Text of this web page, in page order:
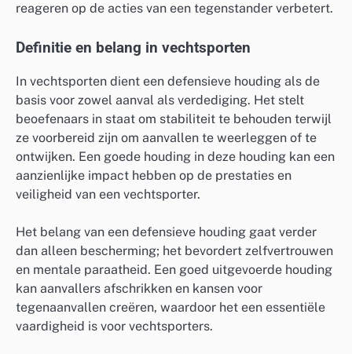
reageren op de acties van een tegenstander verbetert.
Definitie en belang in vechtsporten
In vechtsporten dient een defensieve houding als de
basis voor zowel aanval als verdediging. Het stelt
beoefenaars in staat om stabiliteit te behouden terwijl
ze voorbereid zijn om aanvallen te weerleggen of te
ontwijken. Een goede houding in deze houding kan een
aanzienlijke impact hebben op de prestaties en
veiligheid van een vechtsporter.
Het belang van een defensieve houding gaat verder
dan alleen bescherming; het bevordert zelfvertrouwen
en mentale paraatheid. Een goed uitgevoerde houding
kan aanvallers afschrikken en kansen voor
tegenaanvallen creëren, waardoor het een essentiële
vaardigheid is voor vechtsporters.